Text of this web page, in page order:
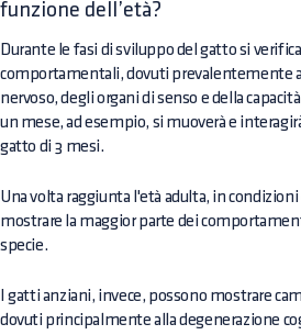
funzione dell’età?
Durante le fasi di sviluppo del gatto si
comportamentali, dovuti prevalentemente
nervoso, degli organi di senso e della
un mese, ad esempio, si muoverà e
gatto di 3 mesi.
Una volta raggiunta l'età adulta, in
mostrare la maggior parte dei
specie.
I gatti anziani, invece, possono mostrare
dovuti principalmente alla degenerazione